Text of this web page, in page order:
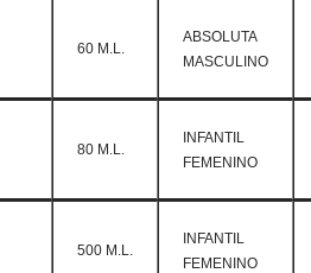
60 M.L.
ABSOLUTA
MASCULINO
80 M.L.
INFANTIL
FEMENINO
500 M.L.
INFANTIL
FEMENINO